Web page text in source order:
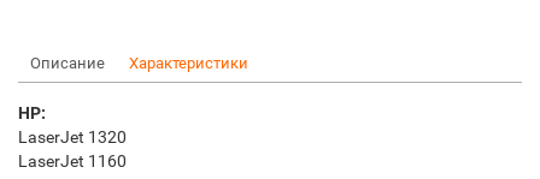
Описание Характеристики
HP:
LaserJet 1320
LaserJet 1160